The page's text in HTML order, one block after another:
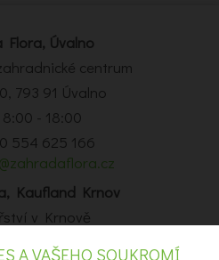
Flora, Úvalno
centrum
793 91 Úvalno
8:00 - 18:00
554 625 166
Kaufland Krnov
v Krnově
Krnov, Opavská 14, Krnov
A VAŠEHO SOUKROMÍ